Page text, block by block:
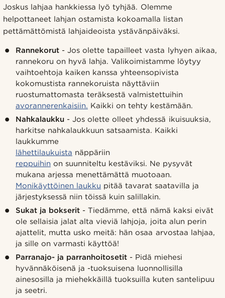
Joskus lahjaa hankkiessa lyö tyhjää. Olemme
helpottaneet lahjan ostamista kokoamalla listan
pettämättömistä lahjaideoista ystävänpäiväksi.
Rannekorut- Jos olette tapailleet vasta lyhyen aikaa,
rannekoru on hyvä lahja. Valikoimistamme löytyy
vaihtoehtoja kaiken kanssa yhteensopivista
kokomustista rannekoruista näyttäviin
ruostumattomasta teräksestä valmistettuihin
avorannerenkaisiin. Kaikki on tehty kestämään.
Nahkalaukku- Jos olette olleet yhdessä ikuisuuksia,
harkitse nahkalaukkuun satsaamista. Kaikki
laukkumme
lähettilaukuista näppäriin
reppuihin on suunniteltu kestäviksi. Ne pysyvät
mukana arjessa menettämättä muotoaan.
Monikäyttöinen laukku pitää tavarat saatavilla ja
järjestyksessä niin töissä kuin salillakin.
Sukat ja bokserit - Tiedämme, että nämä kaksi eivät
ole sellaisia jalat alta vieviä lahjoja, joita alun perin
ajattelit, mutta usko meitä: hän osaa arvostaa lahjaa,
ja sille on varmasti käyttöä!
Parranajo- ja parranhoitosetit - Pidä miehesi
hyvännäköisenä ja -tuoksuisena luonnollisilla
ainesosilla ja miehekkäillä tuoksuilla kuten santelipuu
ja seetri.